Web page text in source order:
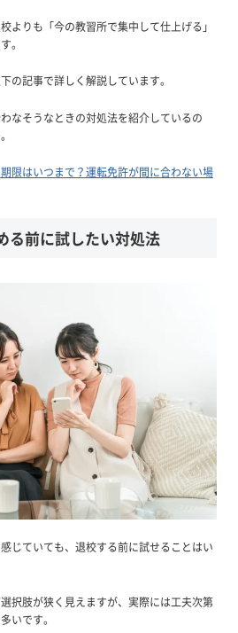
よりも「今の教習所で集中して仕上げる」
。
の記事で詳しく解説しています。
なそうなときの対処法を紹介しているの
限はいつまで？運転免許が間に合わない場
る前に試したい対処法
じていても、退校する前に試せることはい
択肢が狭く見えますが、実際には工夫次第
いです。